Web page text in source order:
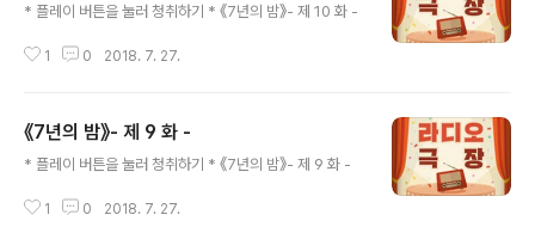
* 플레이 버튼을 눌러 청취하기 * 《7년의 밤》- 제 10 화 -
1 0 2018. 7. 27.
《7년의 밤》- 제 9 화 -
* 플레이 버튼을 눌러 청취하기 * 《7년의 밤》- 제 9 화 -
1 0 2018. 7. 27.